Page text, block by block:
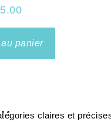
panier
claires et